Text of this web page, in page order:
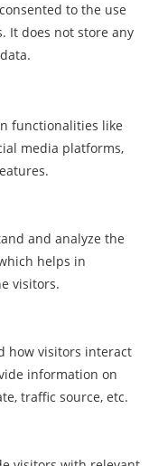
to the use
It does not store any
functionalities like
media platforms,
and analyze the
helps in
visitors.
how visitors interact
information on
traffic source, etc.